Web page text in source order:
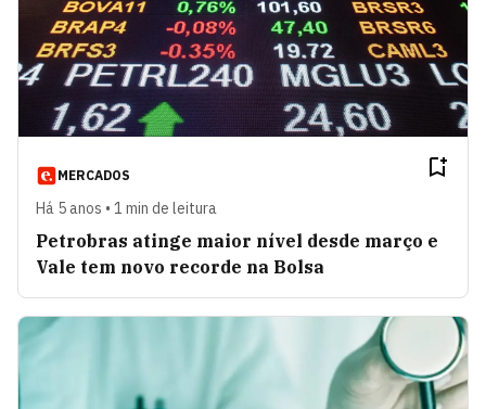
MERCADOS
Há 5 anos • 1 min de leitura
Petrobras atinge maior nível desde março e
Vale tem novo recorde na Bolsa